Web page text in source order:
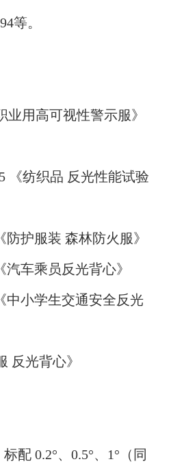
等。
业用高可视性警示服》
《纺织品 反光性能试验
防护服装 森林防火服》
汽车乘员反光背心》
中小学生交通安全反光
反光背心》
配 0.2°、0.5°、1°（同